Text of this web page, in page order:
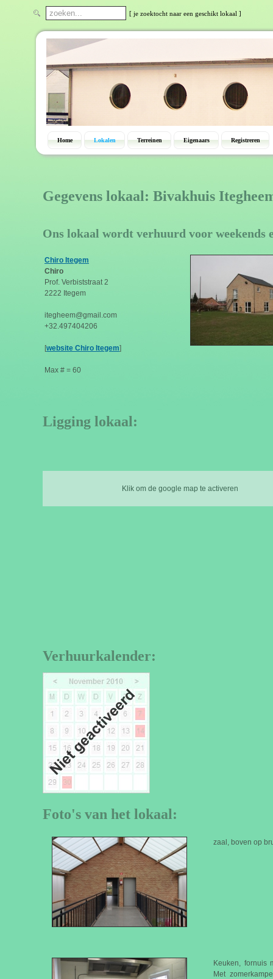
[ je zoektocht naar een geschikt lokaal ]
Home Lokalen Terreinen Eigenaars Registreren
Gegevens lokaal: Bivakhuis
Ons lokaal wordt verhuurd voor weekends
Chiro Itegem
Chiro
Prof. Verbiststraat 2
2222 Itegem
itegheem@gmail.com
+32.497404206
[website Chiro Itegem]
Max # = 60
Ligging lokaal:
Klik om de google map te activeren
Verhuurkalender:
Foto's van het lokaal:
zaal, boven op
Keuken, fornuis
Met